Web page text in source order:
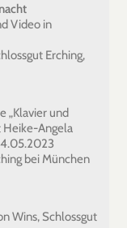
Video in
Erching,
„Klavier und
Heike-Angela
bei München
Wins, Schlossgut